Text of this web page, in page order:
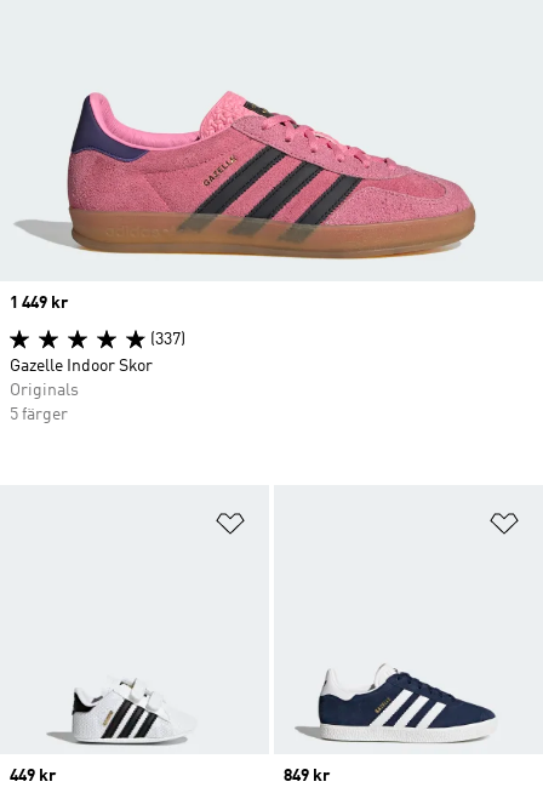
Price
449 kr
Price
849 kr
Price
1 449 kr
(337)
Gazelle Indoor Skor
Originals
5 färger